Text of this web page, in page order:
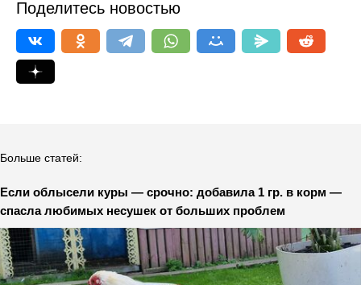
Поделитесь новостью
Больше статей:
Если облысели куры — срочно: добавила 1 гр. в корм —
спасла любимых несушек от больших проблем